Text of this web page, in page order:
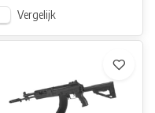
Vergelijk